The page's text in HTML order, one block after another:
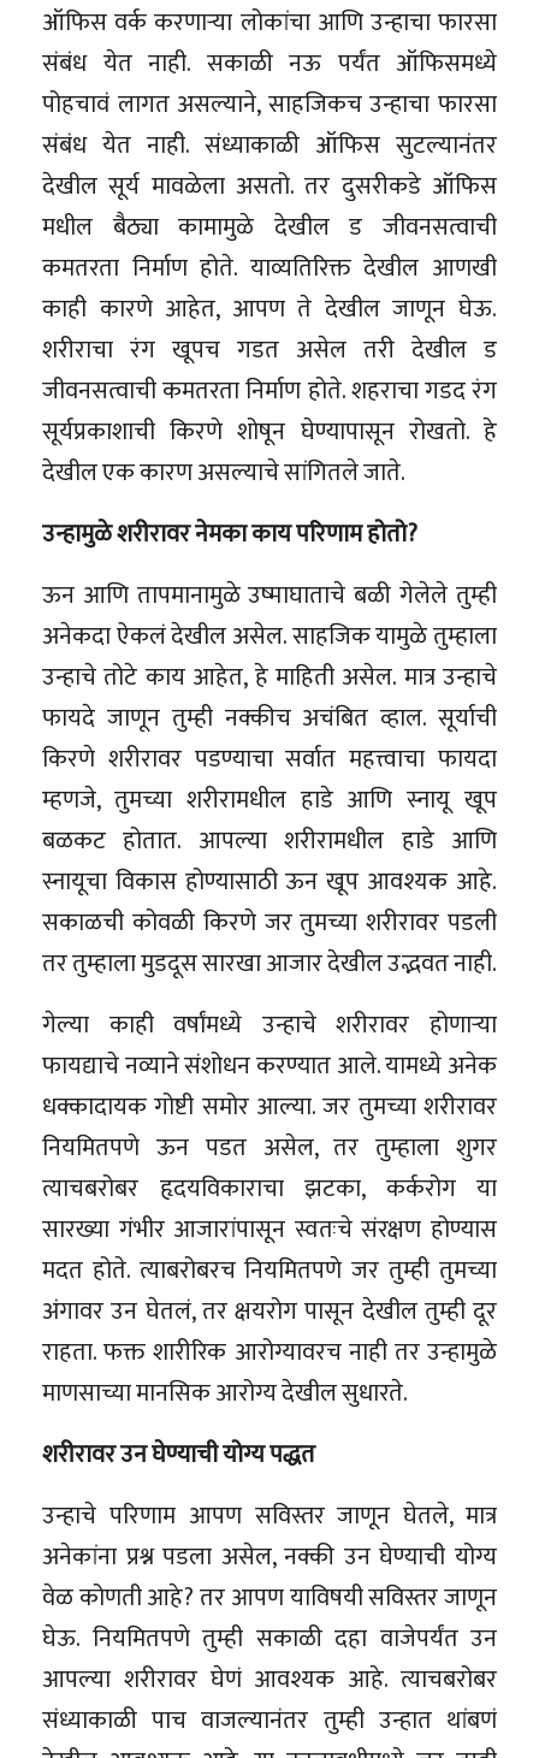
ऑफिस वर्क करणाऱ्या लोकांचा आणि उन्हाचा फारसा
संबंध येत नाही. सकाळी नऊ पर्यंत ऑफिसमध्ये
पोहचावं लागत असल्याने, साहजिकच उन्हाचा फारसा
संबंध येत नाही. संध्याकाळी ऑफिस सुटल्यानंतर
देखील सूर्य मावळेला असतो. तर दुसरीकडे ऑफिस
मधील बैठ्या कामामुळे देखील ड जीवनसत्वाची
कमतरता निर्माण होते. याव्यतिरिक्त देखील आणखी
काही कारणे आहेत, आपण ते देखील जाणून घेऊ.
शरीराचा रंग खूपच गडत असेल तरी देखील ड
जीवनसत्वाची कमतरता निर्माण होते. शहराचा गडद रंग
सूर्यप्रकाशाची किरणे शोषून घेण्यापासून रोखतो. हे
देखील एक कारण असल्याचे सांगितले जाते.
उन्हामुळे शरीरावर नेमका काय परिणाम होतो?
ऊन आणि तापमानामुळे उष्माघाताचे बळी गेलेले तुम्ही
अनेकदा ऐकलं देखील असेल. साहजिक यामुळे तुम्हाला
उन्हाचे तोटे काय आहेत, हे माहिती असेल. मात्र उन्हाचे
फायदे जाणून तुम्ही नक्कीच अचंबित व्हाल. सूर्याची
किरणे शरीरावर पडण्याचा सर्वात महत्त्वाचा फायदा
म्हणजे, तुमच्या शरीरामधील हाडे आणि स्नायू खूप
बळकट होतात. आपल्या शरीरामधील हाडे आणि
स्नायूचा विकास होण्यासाठी ऊन खूप आवश्यक आहे.
सकाळची कोवळी किरणे जर तुमच्या शरीरावर पडली
तर तुम्हाला मुडदूस सारखा आजार देखील उद्भवत नाही.
गेल्या काही वर्षांमध्ये उन्हाचे शरीरावर होणाऱ्या
फायद्याचे नव्याने संशोधन करण्यात आले. यामध्ये अनेक
धक्कादायक गोष्टी समोर आल्या. जर तुमच्या शरीरावर
नियमितपणे ऊन पडत असेल, तर तुम्हाला शुगर
त्याचबरोबर हृदयविकाराचा झटका, कर्करोग या
सारख्या गंभीर आजारांपासून स्वतःचे संरक्षण होण्यास
मदत होते. त्याबरोबरच नियमितपणे जर तुम्ही तुमच्या
अंगावर उन घेतलं, तर क्षयरोग पासून देखील तुम्ही दूर
राहता. फक्त शारीरिक आरोग्यावरच नाही तर उन्हामुळे
माणसाच्या मानसिक आरोग्य देखील सुधारते.
शरीरावर उन घेण्याची योग्य पद्धत
उन्हाचे परिणाम आपण सविस्तर जाणून घेतले, मात्र
अनेकांना प्रश्न पडला असेल, नक्की उन घेण्याची योग्य
वेळ कोणती आहे? तर आपण याविषयी सविस्तर जाणून
घेऊ. नियमितपणे तुम्ही सकाळी दहा वाजेपर्यंत उन
आपल्या शरीरावर घेणं आवश्यक आहे. त्याचबरोबर
संध्याकाळी पाच वाजल्यानंतर तुम्ही उन्हात थांबणं